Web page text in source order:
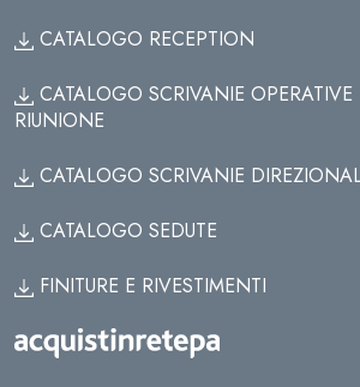
CATALOGO RECEPTION
CATALOGO SCRIVANIE OPERATIVE
RIUNIONE
CATALOGO SCRIVANIE
CATALOGO SEDUTE
FINITURE E RIVESTIMENTI